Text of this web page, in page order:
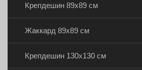
Крепдешин 89х89 см
Жаккард 89х89 см
Крепдешин 130х130 см